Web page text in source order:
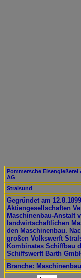
Pommersche Eisengießerei
AG
Stralsund
Gegründet am
Aktiengesellschaften
Maschinenbau-Anstalt
landwirtschaftlichen
den Maschinenbau.
großen Volkswerft
Kombinates Schiffbau
Schiffswerft Barth
Branche: